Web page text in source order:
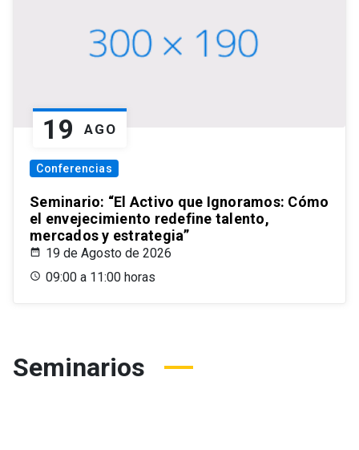
19 AGO
Conferencias
Seminario: “El Activo que Ignoramos: Cómo
el envejecimiento redefine talento,
mercados y estrategia”
19 de Agosto de 2026
09:00 a 11:00 horas
Seminarios